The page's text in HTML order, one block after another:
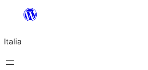
contenuto
Italia